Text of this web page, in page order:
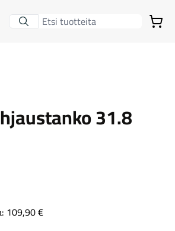
- etusivulle
sulje valikko Ostoskori
31.8
109,90€